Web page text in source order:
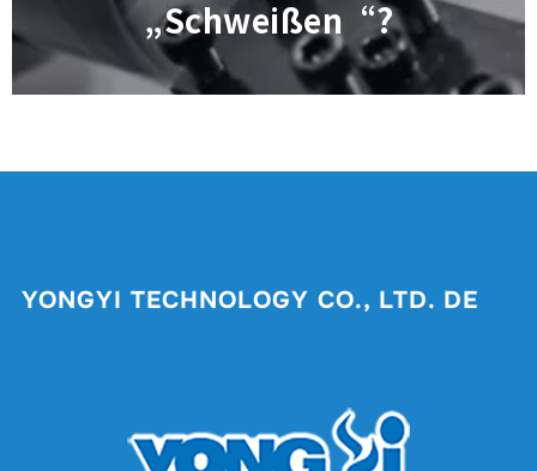
„Schweißen“?
YONGYI TECHNOLOGY CO., LTD. DE